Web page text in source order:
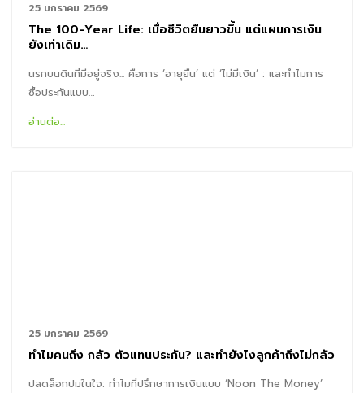
25 มกราคม 2569
The 100-Year Life: เมื่อชีวิตยืนยาวขึ้น แต่แผนการเงิน
ยังเท่าเดิม…
นรกบนดินที่มีอยู่จริง... คือการ ‘อายุยืน’ แต่ ‘ไม่มีเงิน’ : และทำไมการ
ซื้อประกันแบบ…
อ่านต่อ...
25 มกราคม 2569
ทำไมคนถึง กลัว ตัวแทนประกัน? และทำยังไงลูกค้าถึงไม่กลัว
ปลดล็อกปมในใจ: ทำไมที่ปรึกษาการเงินแบบ ‘Noon The Money’